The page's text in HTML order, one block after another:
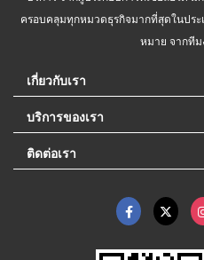
ครอบคลุมทุกหมวดธุรกิจมากที่สุดในประ
หมาย จากที
เกี่ยวกับเรา
บริการของเรา
ติดต่อเรา